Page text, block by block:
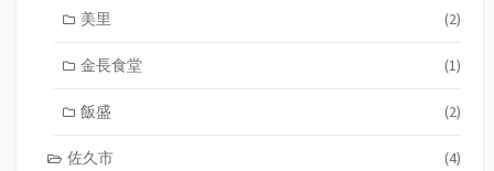
美里 (2)
金長食堂 (1)
飯盛 (2)
佐久市 (4)